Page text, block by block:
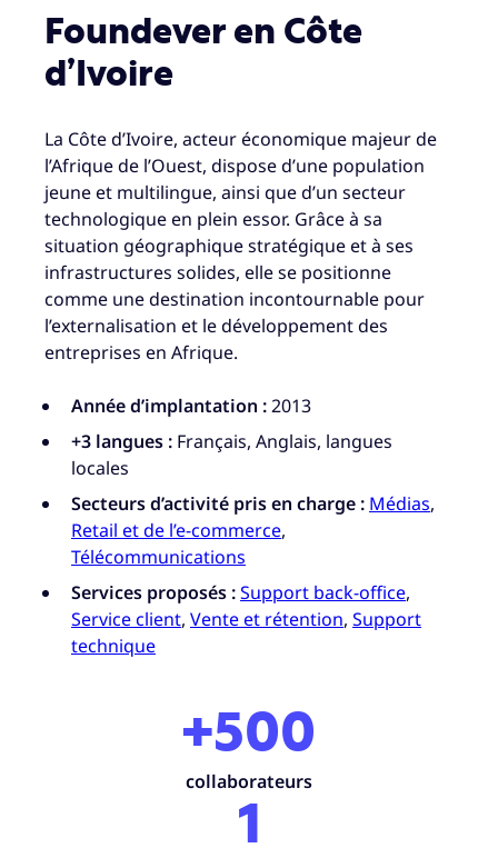
Foundever en Côte
d’Ivoire
La Côte d’Ivoire, acteur économique majeur de
l’Afrique de l’Ouest, dispose d’une population
jeune et multilingue, ainsi que d’un secteur
technologique en plein essor. Grâce à sa
situation géographique stratégique et à ses
infrastructures solides, elle se positionne
comme une destination incontournable pour
l’externalisation et le développement des
entreprises en Afrique.
Année d’implantation :2013
+3 langues : Français, Anglais, langues
locales
Secteurs d’activité pris en charge : Médias,
Retail et de l’e-commerce,
Télécommunications
Services proposés :Support back-office,
Service client, Vente et rétention, Support
technique
+500
collaborateurs
1